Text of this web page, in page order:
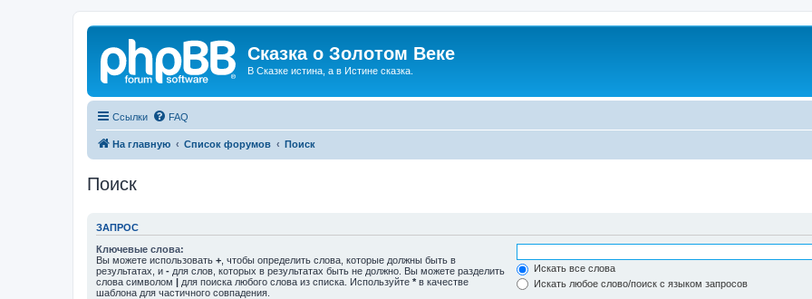
Сказка о Золотом Веке
В Сказке истина, а в Истине сказка.
Ссылки FAQ
На главную Список форумов Поиск
Поиск
ЗАПРОС
Ключевые слова:
Вы можете использовать + , чтобы определить слова, которые должны быть в
результатах, и - для слов, которых в результатах быть не должно. Вы можете разделить
слова символом | для поиска любого слова из списка. Используйте * в качестве
шаблона для частичного совпадения.
Искать все слова
Искать любое слово/поиск с языком запросов